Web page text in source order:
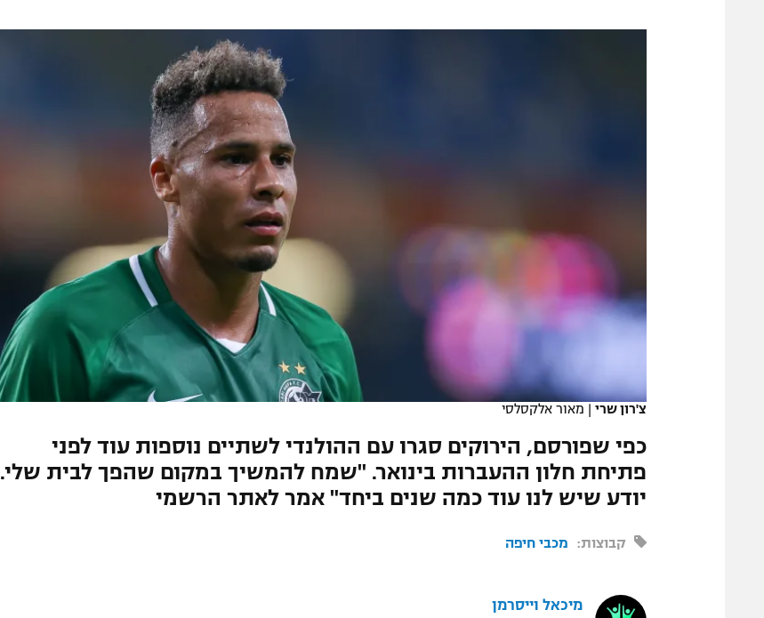
מדיניות פרטיות
רשיון להקרנה פומבית לבית עסק
הצטרפות לחבילת הערוצים
המגזין
הפועל תל אביב
ליגה סינית
ליגה ברזילאית
ליגות נוספות
צ'רון שרי | מאור אלקסלסי
כפי שפורסם, הירוקים סגרו עם ההולנדי לשתיים נוספות עוד לפני
פתיחת חלון ההעברות בינואר. "שמח להמשיך במקום שהפך לבית שלי.
יודע שיש לנו עוד כמה שנים ביחד" אמר לאתר הרשמי
קבוצות: מכבי חיפה
מיכאל וייסרמן